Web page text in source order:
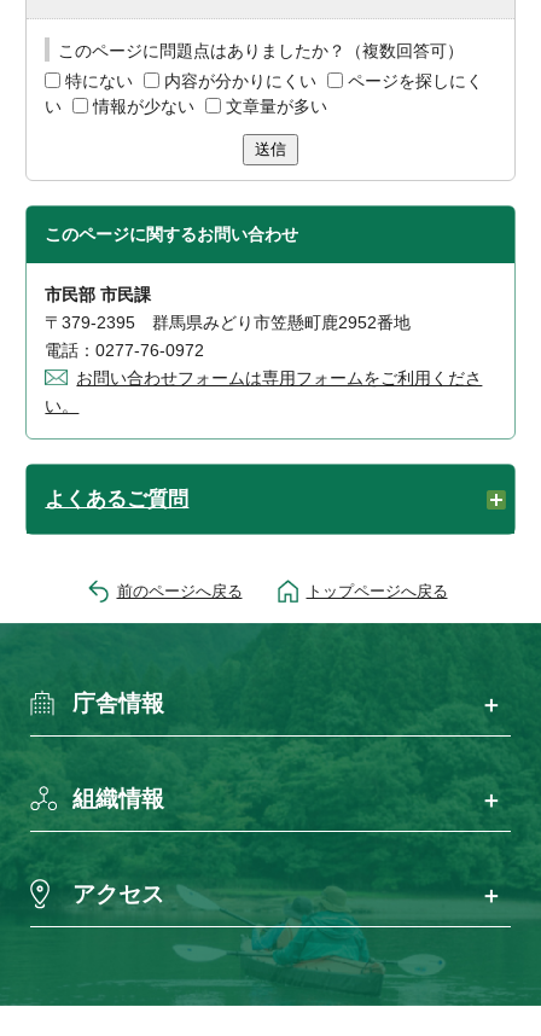
このページに問題点はありましたか？（複数回答可）
特にない
内容が分かりにくい
ページを探しにく
い
情報が少ない 文章量が多い
送信
このページに関するお問い合わせ
市民部 市民課
〒379-2395 群馬県みどり市笠懸町鹿2952番地
電話：0277-76-0972
お問い合わせフォームは専用フォームをご利用くださ
い。
よくあるご質問
前のページへ戻る トップページへ戻る
庁舎情報
組織情報
アクセス